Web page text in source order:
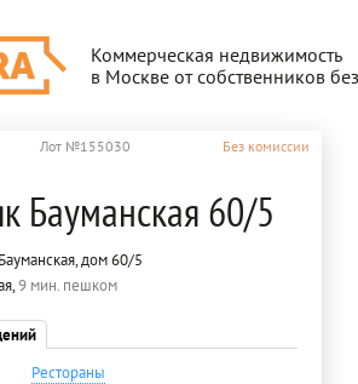
Коммерческая недвижимость
в Москве от собственников
Лот №155030 Без комиссии
Бауманская 60/5
дом 60/5
9 мин. пешком
Рестораны